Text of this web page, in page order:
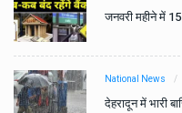
जनवरी महीने में
National News
देहरादून में भारी